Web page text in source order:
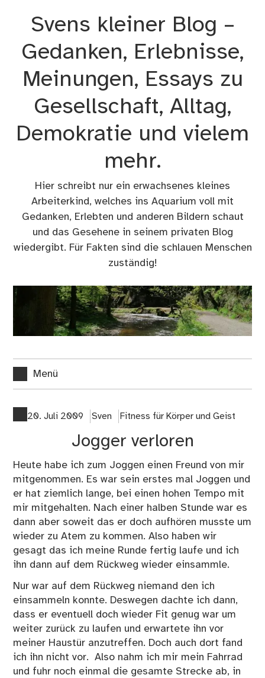
Svens kleiner Blog –
Gedanken, Erlebnisse,
Meinungen, Essays zu
Gesellschaft, Alltag,
Demokratie und vielem
mehr.
Hier schreibt nur ein erwachsenes kleines
Arbeiterkind, welches ins Aquarium voll mit
Gedanken, Erlebten und anderen Bildern schaut
und das Gesehene in seinem privaten Blog
wiedergibt. Für Fakten sind die schlauen Menschen
zuständig!
Menü
20. Juli 2009 Sven Fitness für Körper und Geist
Jogger verloren
Heute habe ich zum Joggen einen Freund von mir
mitgenommen. Es war sein erstes mal Joggen und
er hat ziemlich lange, bei einen hohen Tempo mit
mir mitgehalten. Nach einer halben Stunde war es
dann aber soweit das er doch aufhören musste um
wieder zu Atem zu kommen. Also haben wir
gesagt das ich meine Runde fertig laufe und ich
ihn dann auf dem Rückweg wieder einsammle.
Nur war auf dem Rückweg niemand den ich
einsammeln konnte. Deswegen dachte ich dann,
dass er eventuell doch wieder Fit genug war um
weiter zurück zu laufen und erwartete ihn vor
meiner Haustür anzutreffen. Doch auch dort fand
ich ihn nicht vor. Also nahm ich mir mein Fahrrad
und fuhr noch einmal die gesamte Strecke ab, in